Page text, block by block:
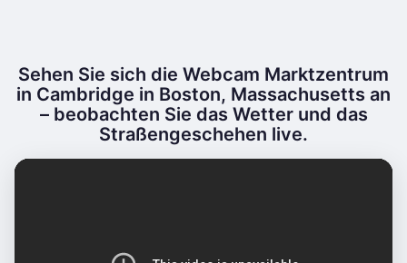
Sehen Sie sich die Webcam Marktzentrum
in Cambridge in Boston, Massachusetts an
– beobachten Sie das Wetter und das
Straßengeschehen live.